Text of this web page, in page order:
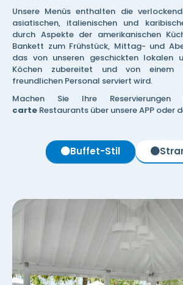
Unsere Menüs enthalten die
asiatischen, italienischen und
durch Aspekte der amerikanischen
Bankett zum Frühstück, Mittag- und
das von unseren geschickten lokalen
Köchen zubereitet und von einem
freundlichen Personal serviert wird.
Machen Sie Ihre
carte Restaurants über unsere APP oder
Buffet-Stil